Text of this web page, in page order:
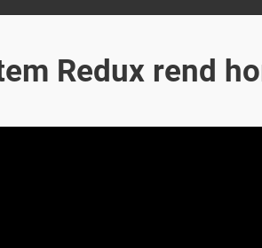
Redux rend